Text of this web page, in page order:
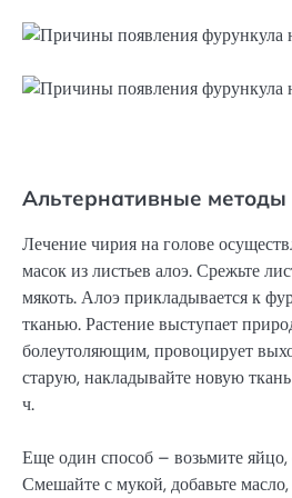
Альтернативные методы
Лечение чирия на голове
масок из листьев алоэ. Срежьте
мякоть. Алоэ прикладывается к
тканью. Растение выступает
болеутоляющим, провоцирует
старую, накладывайте новую
ч.
Еще один способ – возьмите яйцо,
Смешайте с мукой, добавьте